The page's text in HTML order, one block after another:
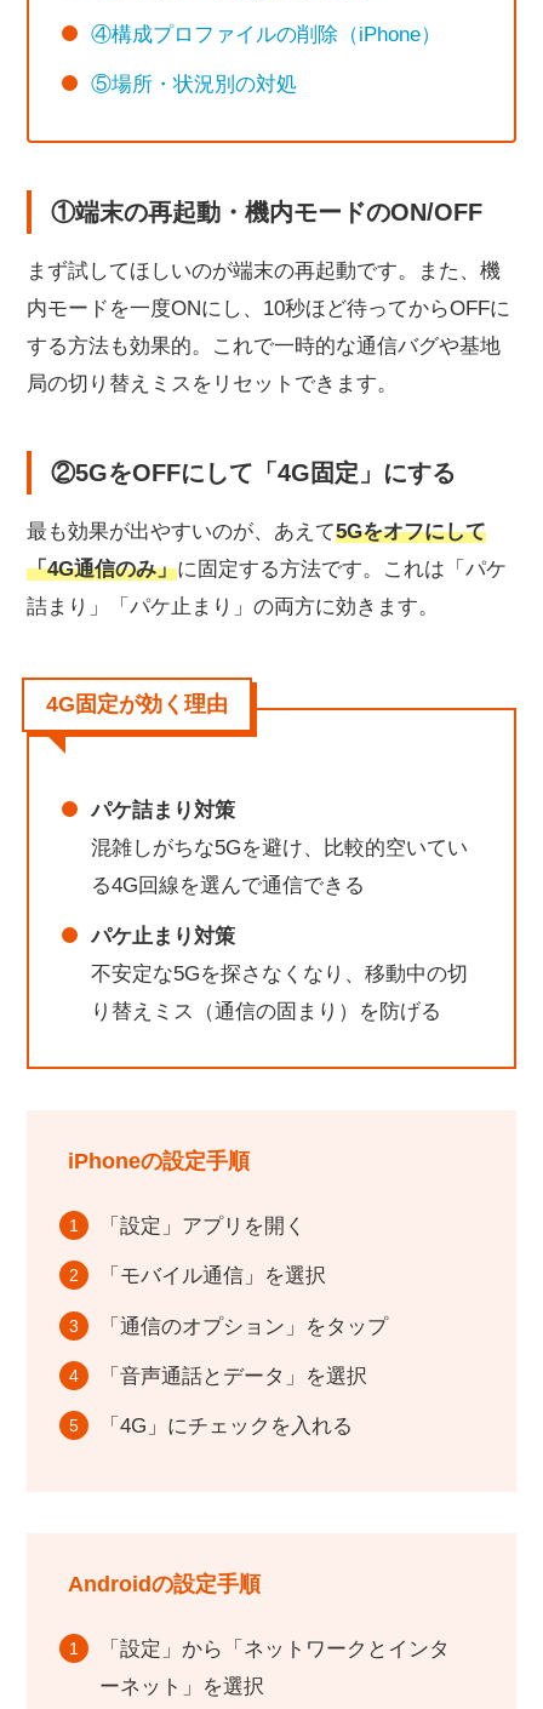
④構成プロファイルの削除（iPhone）
⑤場所・状況別の対処
①端末の再起動・機内モードのON/OFF
まず試してほしいのが端末の再起動です。また、機
内モードを一度ONにし、10秒ほど待ってからOFFに
する方法も効果的。これで一時的な通信バグや基地
局の切り替えミスをリセットできます。
②5GをOFFにして「4G固定」にする
最も効果が出やすいのが、あえて5Gをオフにして
「4G通信のみ」に固定する方法です。これは「パケ
詰まり」「パケ止まり」の両方に効きます。
4G固定が効く理由
パケ詰まり対策
混雑しがちな5Gを避け、比較的空いてい
る4G回線を選んで通信できる
パケ止まり対策
不安定な5Gを探さなくなり、移動中の切
り替えミス（通信の固まり）を防げる
iPhoneの設定手順
「設定」アプリを開く
「モバイル通信」を選択
「通信のオプション」をタップ
「音声通話とデータ」を選択
「4G」にチェックを入れる
Androidの設定手順
「設定」から「ネットワークとインタ
ーネット」を選択